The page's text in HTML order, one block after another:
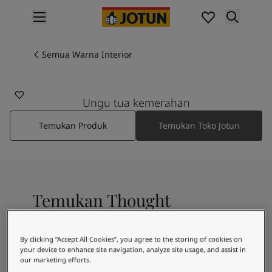
Pengecatan interior
Produk eksterior
Warna
Interior Paint Colours
Semua Warna Interior
Colour Tools
Contoh Warna
Inspirasi Interior
Inspirasi Eksterior
Semua Warna Interior
Ungu tua kemerahan
Temukan Produk Temukan Toko Jotun
Temukan Thought
A magenta shade
By clicking “Accept All Cookies”, you agree to the storing of cookies on
your device to enhance site navigation, analyze site usage, and assist in
our marketing efforts.